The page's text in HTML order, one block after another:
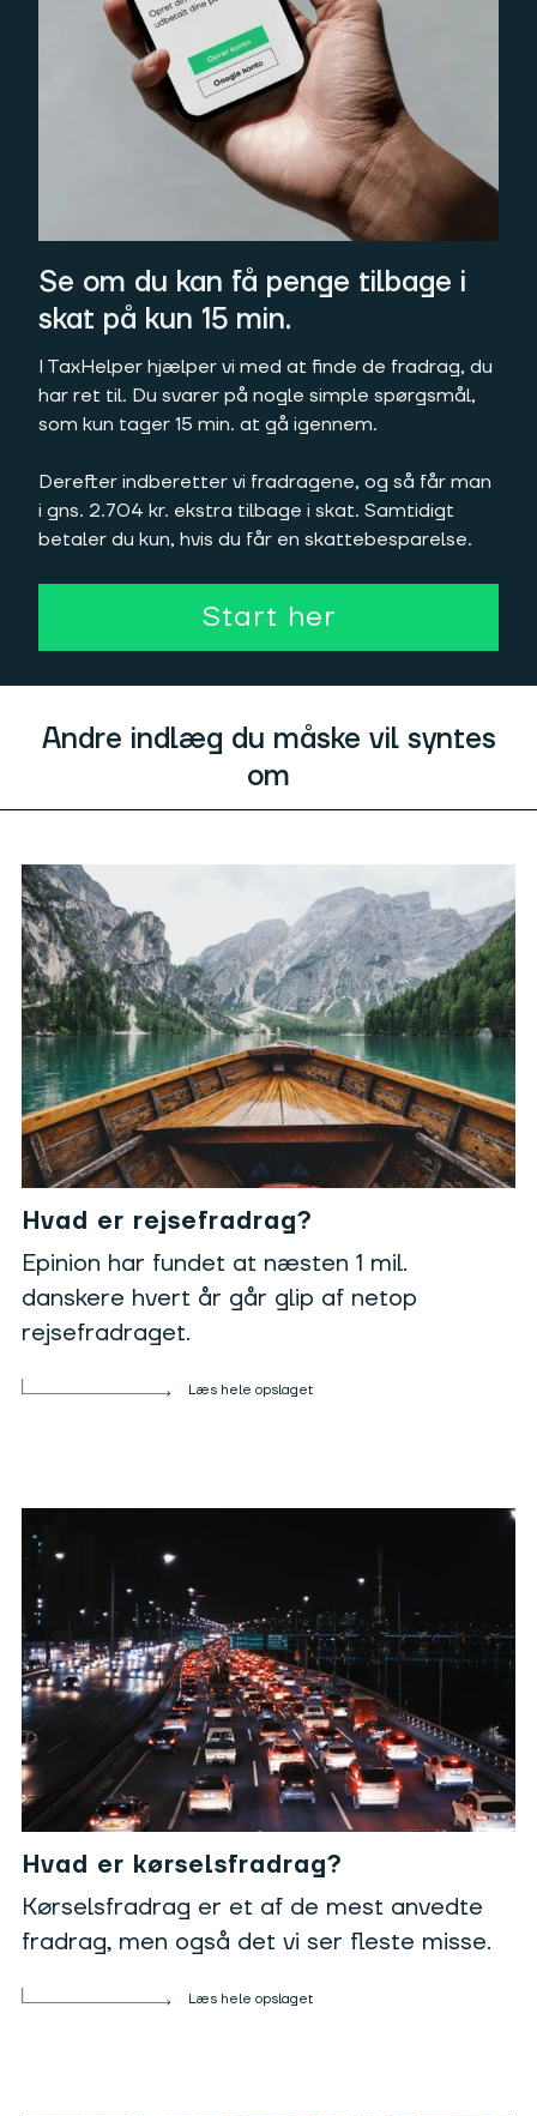
Se om du kan få penge tilbage i
skat på kun 15 min.
I TaxHelper hjælper vi med at finde de fradrag, du
har ret til. Du svarer på nogle simple spørgsmål,
som kun tager 15 min. at gå igennem.
Derefter indberetter vi fradragene, og så får man
i gns. 2.704 kr. ekstra tilbage i skat. Samtidigt
betaler du kun, hvis du får en skattebesparelse.
Start her
Andre indlæg du måske vil syntes
om
Hvad er rejsefradrag?
Epinion har fundet at næsten 1 mil.
danskere hvert år går glip af netop
rejsefradraget.
Læs hele opslaget
Hvad er kørselsfradrag?
Kørselsfradrag er et af de mest anvedte
fradrag, men også det vi ser fleste misse.
Læs hele opslaget